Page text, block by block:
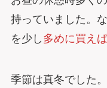
持っていました。
を少し 多めに買え
季節は真冬でした